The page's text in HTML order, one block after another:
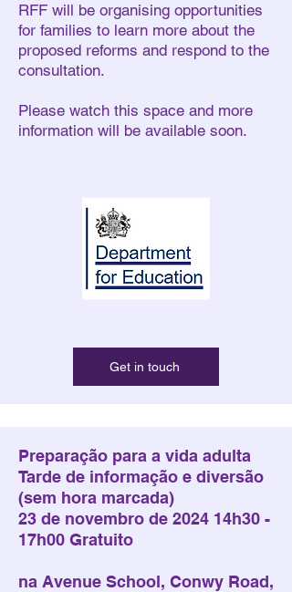
RFF will be organising opportunities
for families to learn more about the
proposed reforms and respond to the
consultation.
Please watch this space and more
information will be available soon.
Get in touch
Preparação para a vida adulta
Tarde de informação e diversão
(sem hora marcada)
23 de novembro de 2024 14h30 -
17h00 Gratuito
na Avenue School, Conwy Road,